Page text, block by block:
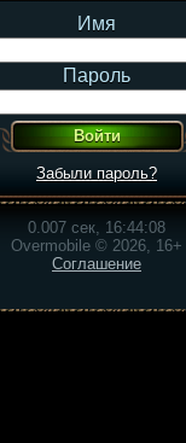
Имя
Пароль
Забыли пароль?
0.007 сек, 16:44:08
Overmobile © 2026, 16+
Соглашение